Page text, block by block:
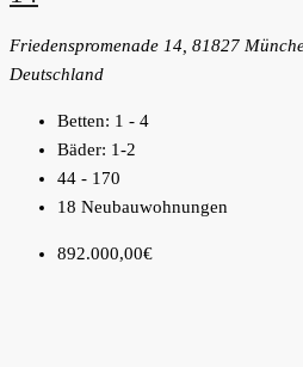
Friedenspromenade 14, 81827
Deutschland
Betten: 1 - 4
Bäder: 1-2
44 - 170
18 Neubauwohnungen
892.000,00€